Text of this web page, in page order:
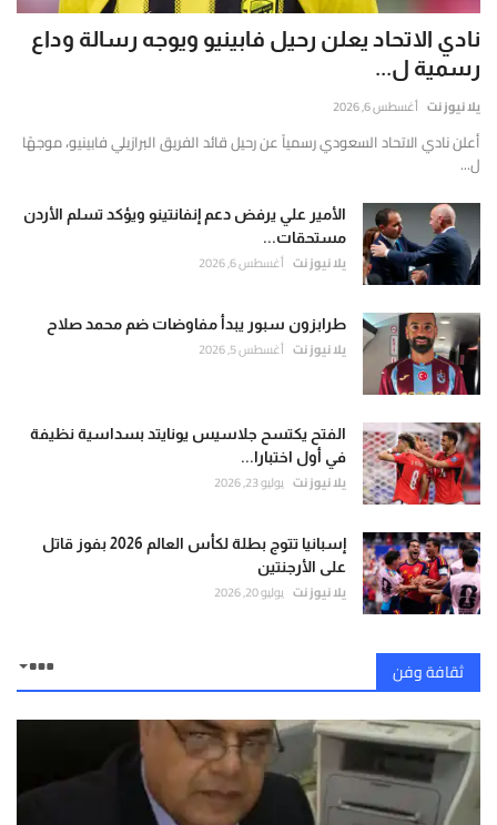
نادي الاتحاد يعلن رحيل فابينيو ويوجه رسالة وداع
رسمية ل...
يلا نيوز نت أغسطس 6, 2026
أعلن نادي الاتحاد السعودي رسمياً عن رحيل قائد الفريق البرازيلي فابينيو، موجهًا
ل...
الأمير علي يرفض دعم إنفانتينو ويؤكد تسلم الأردن
مستحقات...
يلا نيوز نت أغسطس 6, 2026
طرابزون سبور يبدأ مفاوضات ضم محمد صلاح
يلا نيوز نت أغسطس 5, 2026
الفتح يكتسح جلاسيس يونايتد بسداسية نظيفة
في أول اختبارا...
يلا نيوز نت يوليو 23, 2026
إسبانيا تتوج بطلة لكأس العالم 2026 بفوز قاتل
على الأرجنتين
يلا نيوز نت يوليو 20, 2026
ثقافة وفن